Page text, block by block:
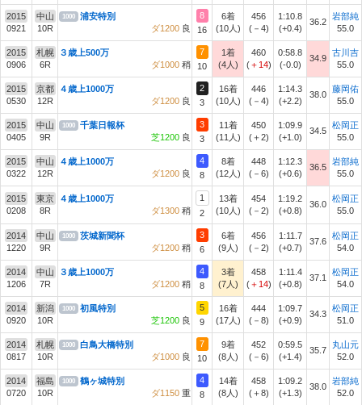
2015
0921
中山
10R
1000
浦安特別
ダ1200 良
8
16
6着
(10人)
456
(－4)
1:10.8
(+0.4)
36.2
岩部純
55.0
2015
0906
札幌
6R
３歳上500万
ダ1000 稍
7
10
1着
(4人)
460
(＋14)
0:58.8
(-0.0)
34.9
古川吉
55.0
2015
0530
京都
12R
４歳上1000万
ダ1200 良
2
3
16着
(10人)
446
(－4)
1:14.3
(+2.2)
38.0
藤岡佑
55.0
2015
0405
中山
9R
1000
千葉日報杯
芝1200 良
3
3
11着
(11人)
450
(＋2)
1:09.9
(+1.0)
34.5
松岡正
55.0
2015
0322
中山
12R
４歳上1000万
ダ1200 良
4
8
8着
(12人)
448
(－6)
1:12.3
(+0.6)
36.5
岩部純
55.0
2015
0208
東京
8R
４歳上1000万
ダ1300 稍
1
2
13着
(10人)
454
(－2)
1:19.2
(+0.8)
36.0
松岡正
55.0
2014
1220
中山
9R
1000
茨城新聞杯
ダ1200 稍
3
6
6着
(9人)
456
(－2)
1:11.7
(+0.7)
37.6
松岡正
54.0
2014
1206
中山
7R
３歳上1000万
ダ1200 稍
4
8
3着
(7人)
458
(＋14)
1:11.4
(+0.8)
37.1
松岡正
54.0
2014
0920
新潟
10R
1000
初風特別
芝1200 良
5
9
16着
(17人)
444
(－8)
1:09.7
(+0.9)
34.3
松岡正
51.0
2014
0817
札幌
10R
1000
白鳥大橋特別
ダ1000 良
7
10
9着
(8人)
452
(－6)
0:59.5
(+1.4)
35.7
丸山元
52.0
2014
0720
福島
10R
1000
鶴ヶ城特別
ダ1150 重
4
8
14着
(8人)
458
(＋8)
1:09.2
(+1.3)
38.0
岩部純
52.0